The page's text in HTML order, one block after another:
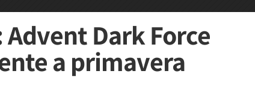
Advent Dark Force
a primavera